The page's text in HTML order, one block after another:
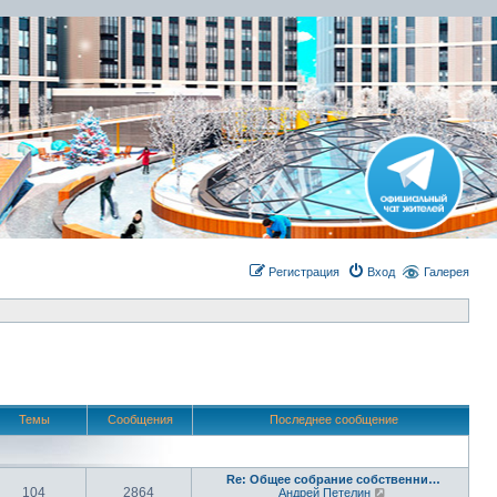
Галерея
Вход
Регистрация
Темы Сообщения Последнее сообщение
104 2864
Re: Общее собрание собственни…
Андрей Петелин